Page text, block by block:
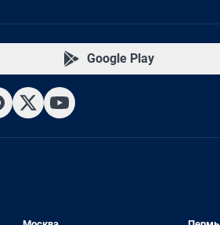
Google Play